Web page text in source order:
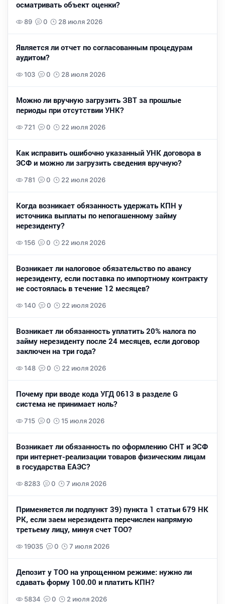
осматривать объект оценки?
89 0 28 июля 2026
Является ли отчет по согласованным процедурам
аудитом?
103 0 28 июля 2026
Можно ли вручную загрузить ЗВТ за прошлые
периоды при отсутствии УНК?
721 0 22 июля 2026
Как исправить ошибочно указанный УНК договора в
ЭСФ и можно ли загрузить сведения вручную?
781 0 22 июля 2026
Когда возникает обязанность удержать КПН у
источника выплаты по непогашенному займу
нерезиденту?
156 0 22 июля 2026
Возникает ли налоговое обязательство по авансу
нерезиденту, если поставка по импортному контракту
не состоялась в течение 12 месяцев?
140 0 22 июля 2026
Возникает ли обязанность уплатить 20% налога по
займу нерезиденту после 24 месяцев, если договор
заключен на три года?
148 0 22 июля 2026
Почему при вводе кода УГД 0613 в разделе G
система не принимает ноль?
715 0 15 июля 2026
Возникает ли обязанность по оформлению СНТ и ЭСФ
при интернет-реализации товаров физическим лицам
в государства ЕАЭС?
8283 0 7 июля 2026
Применяется ли подпункт 39) пункта 1 статьи 679 НК
РК, если заем нерезидента перечислен напрямую
третьему лицу, минуя счет ТОО?
19035 0 7 июля 2026
Депозит у ТОО на упрощенном режиме: нужно ли
сдавать форму 100.00 и платить КПН?
5834 0 2 июля 2026